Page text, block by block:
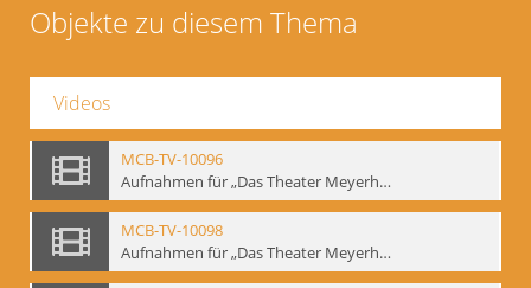
Objekte zu diesem Thema
Videos
MCB-TV-10096
Aufnahmen für „Das Theater Meyerholds und die Biomechanik“ (6). Biomechanische Grundelemente und szenische Umsetzung, Ausschnitt 2 - Interne Signatur: BM-vid-6_A2
MCB-TV-10098
Aufnahmen für „Das Theater Meyerholds und die Biomechanik“ (7). Biomechanische Etüden – Detailstudien, Ausschnitt 1 - Interne Signatur: BM-vid-7_A1